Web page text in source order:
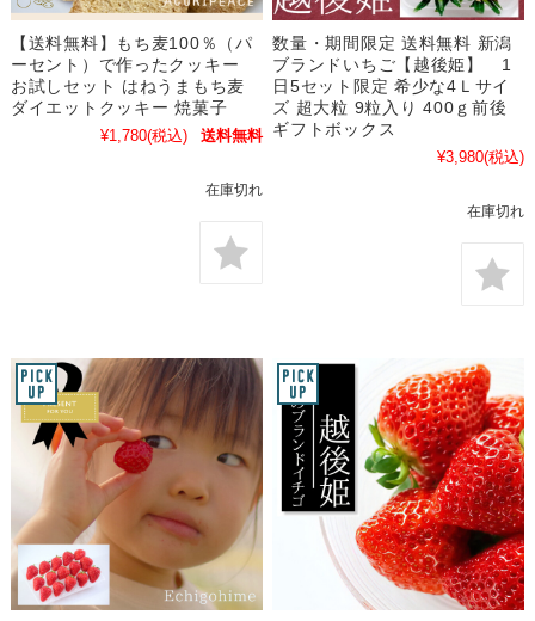
【送料無料】もち麦100％（パ
ーセント）で作ったクッキー
お試しセット はねうまもち麦
ダイエットクッキー 焼菓子
¥1,780(税込) 送料無料
在庫切れ
数量・期間限定 送料無料 新潟
ブランドいちご【越後姫】 1
日5セット限定 希少な4Ｌサイ
ズ 超大粒 9粒入り 400ｇ前後
ギフトボックス
¥3,980(税込)
在庫切れ